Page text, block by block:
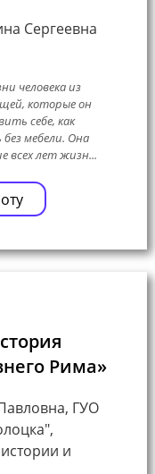
Сергеевна
человека из
которые он
себе, как
мебели. Она
всех лет жизн...
Рима»
ГУО
и